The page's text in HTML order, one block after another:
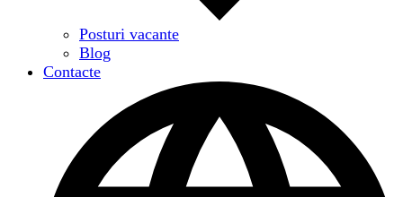
Posturi vacante
Blog
Contacte